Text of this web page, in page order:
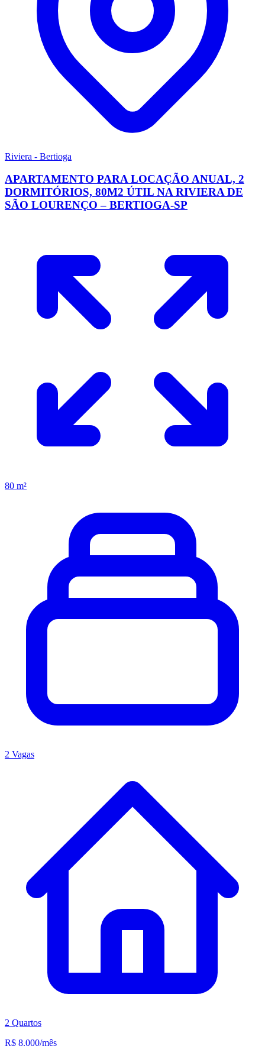
Riviera - Bertioga
APARTAMENTO PARA LOCAÇÃO ANUAL, 2
DORMITÓRIOS, 80M2 ÚTIL NA RIVIERA DE
SÃO LOURENÇO – BERTIOGA-SP
80 m²
2 Vagas
2 Quartos
R$ 8.000/mês